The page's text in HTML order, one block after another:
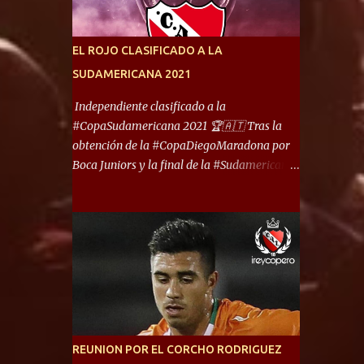
ello son protagonistas de un clásico de los
transitó por la primera división del fútbol
local durante muchos años. Dock Sud es otro
de los que comparten esas tierras, aunque el
foco de atención es la convivencia
Independiente - Racing. “No encuentro, más
reúna tantos logros deportivos, tantos
clubes y tanta gente en este deporte”,
afirmó Facundo Moyano. “Creo que
EL ROJO CLASIFICADO A LA
SUDAMERICANA 2021
Independiente clasificado a la
#CopaSudamericana 2021 🏆🇦🇹 Tras la
obtención de la #CopaDiegoMaradona por
Boca Juniors y la final de la #Sudamericana
Defensa y Justicia o Lanús, dadas estás dos
condiciones el Rey de Copas se clasifica a la
Copa Sudamericana de este 2021. En este
año, la Sudamericana sufrirá modificaciones
en su formato, que iniciará en fase de grupos
con 6 partidos, de los cuales sólo los
primeros de cada grupo jugarán los 8vos.
REUNION POR EL CORCHO RODRIGUEZ